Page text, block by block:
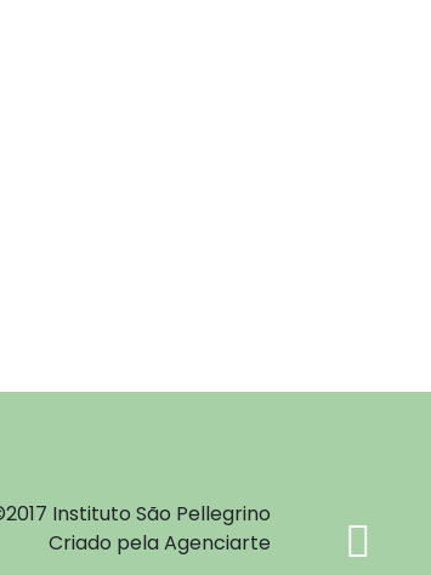
Instituto São Pellegrino
Criado pela Agenciarte